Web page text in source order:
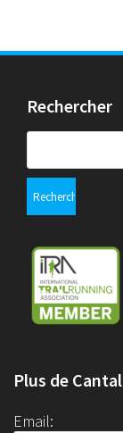
Rechercher
Plus de Cantal
Email: